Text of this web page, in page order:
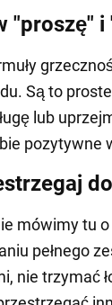
"proszę" i
Są to
lub
pozytywne
mówimy tu
pełnego
nie trzymać